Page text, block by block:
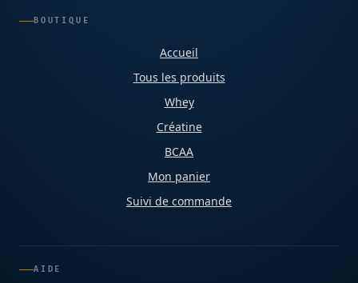
BOUTIQUE
Accueil
Tous les produits
Whey
Créatine
BCAA
Mon panier
Suivi de commande
AIDE